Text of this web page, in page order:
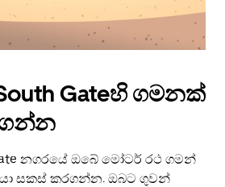
Gateහි ගමනක්
ගන්න
නගරයේ ඔබේ මෝටර් රථ ගමන්
සකස් කරගන්න. ඔබට ගුවන්